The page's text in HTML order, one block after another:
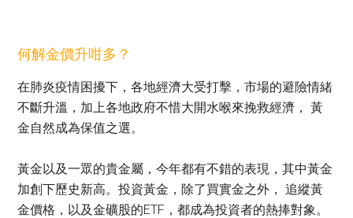
何解金價升咁多？
在肺炎疫情困擾下，各地經濟大受打擊，市場的避險情緒
不斷升溫，加上各地政府不惜大開水喉來挽救經濟， 黃
金自然成為保值之選。
黃金以及一眾的貴金屬，今年都有不錯的表現，其中黃金
加創下歷史新高。投資黃金，除了買實金之外， 追縱黃
金價格，以及金礦股的ETF，都成為投資者的熱捧對象。